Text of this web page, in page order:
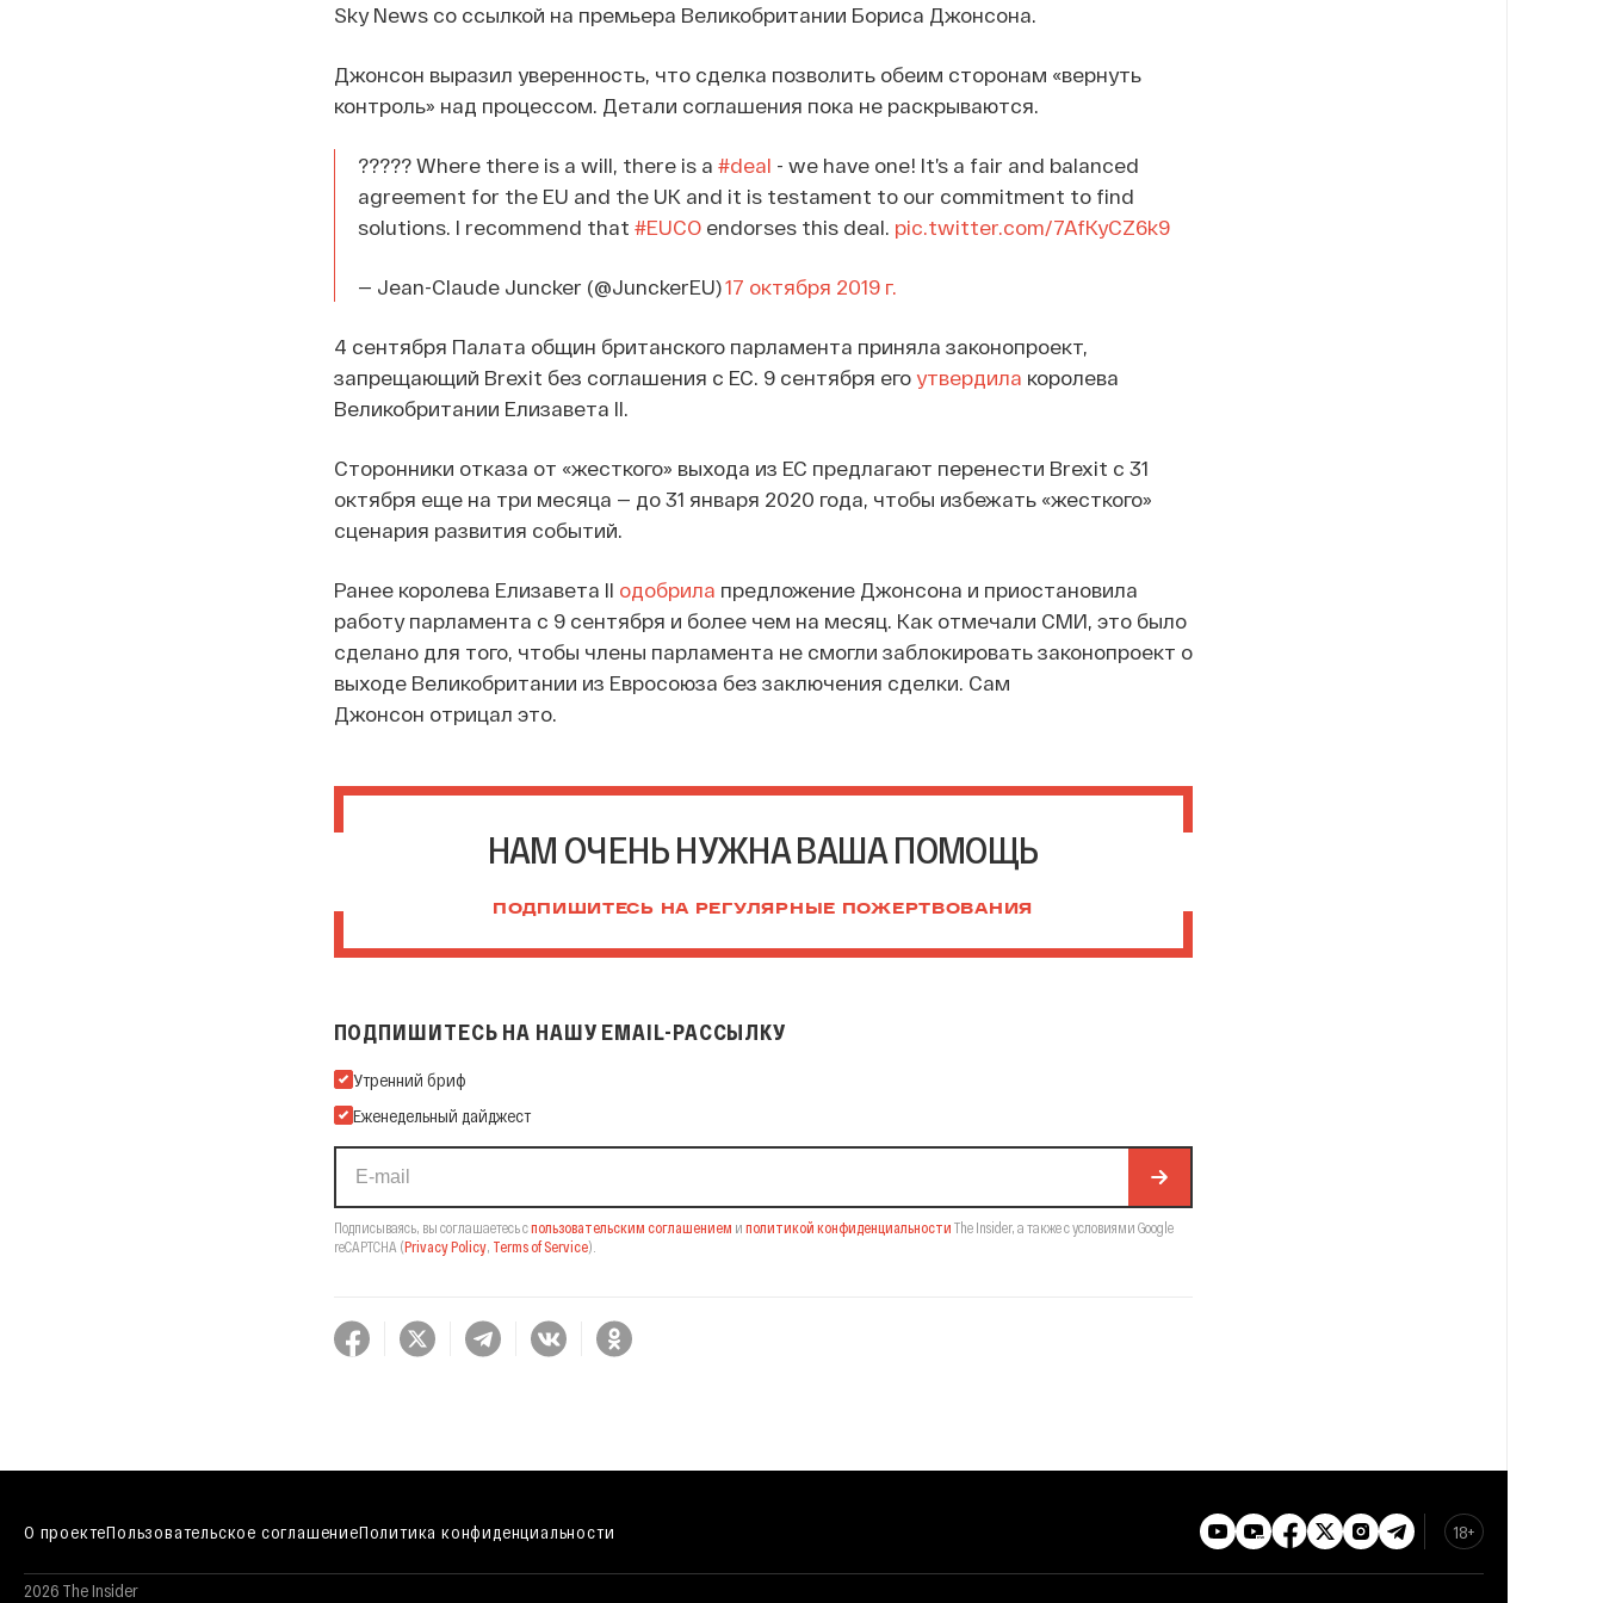
Sky News со ссылкой на премьера Великобритании Бориса Джонсона.
Джонсон выразил уверенность, что сделка позволить обеим сторонам «вернуть
контроль» над процессом. Детали соглашения пока не раскрываются.
????? Where there is a will, there is a #deal - we have one! It’s a fair and balanced
agreement for the EU and the UK and it is testament to our commitment to find
solutions. I recommend that #EUCOendorses this deal. pic.twitter.com/7AfKyCZ6k9
— Jean-Claude Juncker (@JunckerEU)17 октября 2019 г.
4 сентября Палата общин британского парламента приняла законопроект,
запрещающий Brexit без соглашения с ЕС. 9 сентября его утвердила королева
Великобритании Елизавета II.
Сторонники отказа от «жесткого» выхода из ЕС предлагают перенести Brexit с 31
октября еще на три месяца — до 31 января 2020 года, чтобы избежать «жесткого»
сценария развития событий.
Ранее королева Елизавета II одобрила предложение Джонсона и приостановила
работу парламента с 9 сентября и более чем на месяц. Как отмечали СМИ, это было
сделано для того, чтобы члены парламента не смогли заблокировать законопроект о
выходе Великобритании из Евросоюза без заключения сделки. Сам
Джонсон отрицал это.
НАМ ОЧЕНЬ НУЖНА ВАША ПОМОЩЬ
ПОДПИШИТЕСЬ НА РЕГУЛЯРНЫЕ ПОЖЕРТВОВАНИЯ
ПОДПИШИТЕСЬ НА НАШУ EMAIL-РАССЫЛКУ
Подпишитесь на нашу Email-рассылку
Утренний бриф
Еженедельный дайджест
Подписываясь, вы соглашаетесь спользовательским соглашением и политикой конфиденциальности The Insider, а также с условиями Google
reCAPTCHA (Privacy Policy, Terms of Service).
О проектеПользовательское соглашениеПолитика конфиденциальности 18+
2026 The Insider